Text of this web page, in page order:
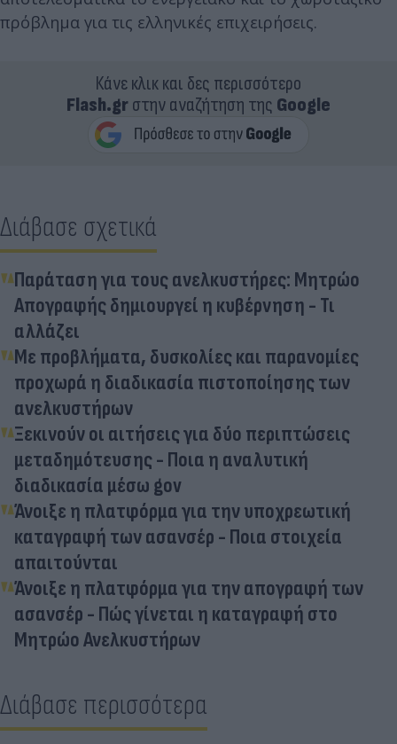
πρόβλημα για τις ελληνικές επιχειρήσεις.
Κάνε κλικ και δες περισσότερο
Flash.grστην αναζήτηση της Google
Διάβασε σχετικά
Παράταση για τους ανελκυστήρες: Μητρώο
Απογραφής δημιουργεί η κυβέρνηση - Τι
αλλάζει
Με προβλήματα, δυσκολίες και παρανομίες
προχωρά η διαδικασία πιστοποίησης των
ανελκυστήρων
Ξεκινούν οι αιτήσεις για δύο περιπτώσεις
μεταδημότευσης - Ποια η αναλυτική
διαδικασία μέσω gov
Άνοιξε η πλατφόρμα για την υποχρεωτική
καταγραφή των ασανσέρ - Ποια στοιχεία
απαιτούνται
Άνοιξε η πλατφόρμα για την απογραφή των
ασανσέρ - Πώς γίνεται η καταγραφή στο
Μητρώο Ανελκυστήρων
Διάβασε περισσότερα